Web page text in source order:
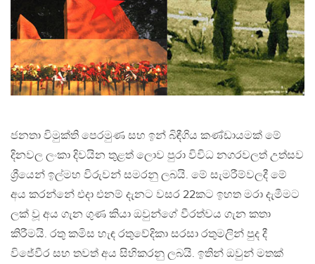
ජනතා විමුක්ති පෙරමුණ සහ ඉන් බිඳීගිය කණ්ඩායමක් මේ
දිනවල ලංකා දිවයින තුළත් ලොව පුරා විවිධ නගරවලත් උත්සව
ශ්‍රීයෙන් ඉල්මහ විරුවන් සමරනු ලබයි. මේ සැමරීම්වලදී මේ
අය කරන්නේ එදා එනම් දැනට වසර 22කට ඉහත මරා දැමීමට
ලක් වූ අය ගැන ගුණ කියා ඔවුන්ගේ වීරත්වය ගැන කතා
කිරීමයි. රතු කමිස හැඳ රතුවේදිකා සරසා රතුමලින් පුද දී
විජේවීර සහ තවත් අය සිහිකරනු ලබයි. ඉතින් ඔවුන් මතක්